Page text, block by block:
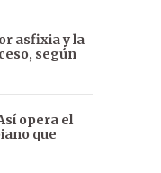
asfixia y la
según
opera el
que